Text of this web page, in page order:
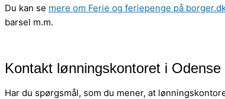
Du kan se mere om Ferie og feriepenge på
barsel m.m.
Kontakt lønningskontoret i
Har du spørgsmål, som du mener, at